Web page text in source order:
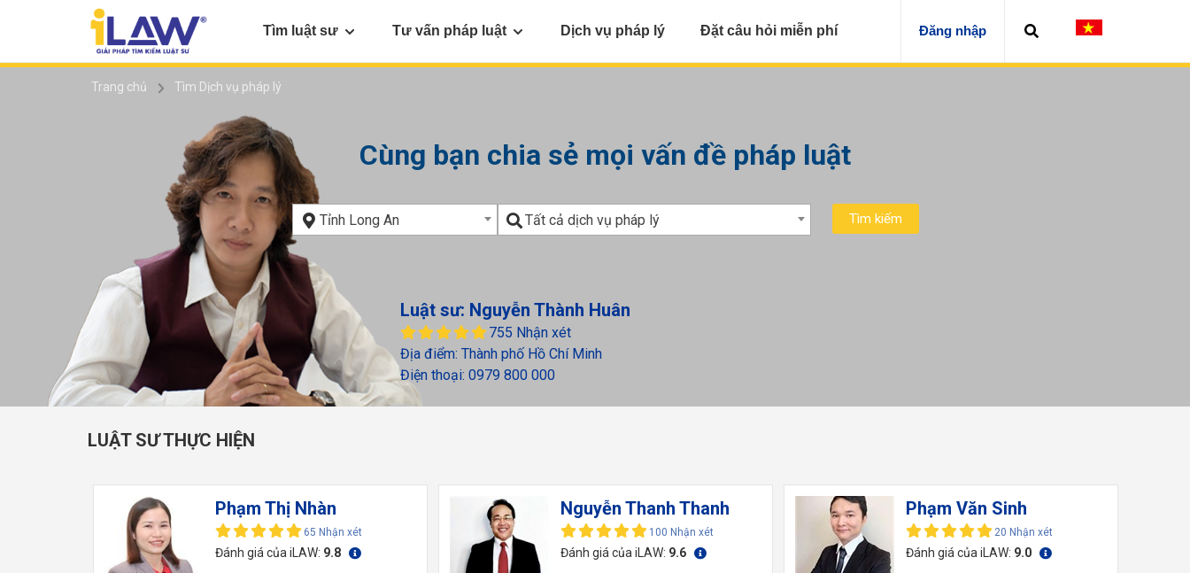
Tìm luật sư Tư vấn pháp luật Dịch vụ pháp lý Đặt câu hỏi miễn phí Đăng nhập
Trang chủ Tìm Dịch vụ pháp lý
Cùng bạn chia sẻ mọi vấn đề pháp luật
Tỉnh Long An
Lĩnh
vực
Tất cả dịch vụ pháp lý
Luật sư: Nguyễn Thành Huân
755 Nhận xét
Địa điểm: Thành phố Hồ Chí Minh
Điện thoại:0979 800 000
LUẬT SƯ THỰC HIỆN
Phạm Thị Nhàn
65 Nhận xét
Đánh giá của iLAW: 9.8
Nguyễn Thanh Thanh
100 Nhận xét
Đánh giá của iLAW: 9.6
Phạm Văn Sinh
20 Nhận xét
Đánh giá của iLAW: 9.0